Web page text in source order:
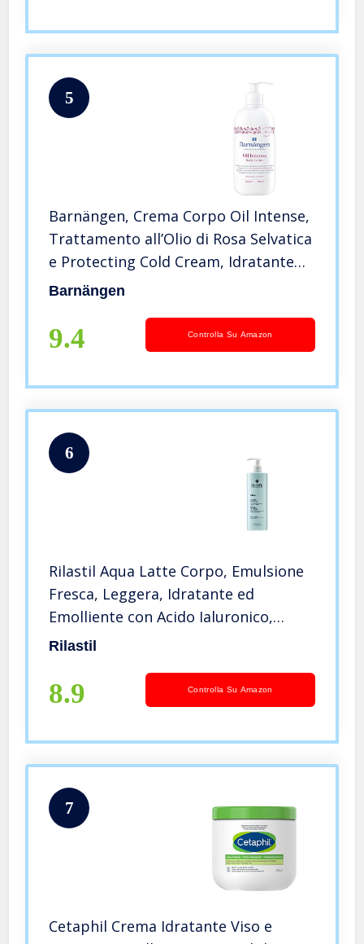
5
Barnängen, Crema Corpo Oil Intense,
Trattamento all’Olio di Rosa Selvatica
e Protecting Cold Cream, Idratante
Ottima per Pelli Molto Secche,
da 400 ml
Barnängen
9.4 Controlla Su Amazon
6
Rilastil Aqua Latte Corpo, Emulsione
Fresca, Leggera, Idratante ed
Emolliente con Acido Ialuronico,
Confezione da 400 ml
Rilastil
8.9 Controlla Su Amazon
7
Cetaphil Crema Idratante Viso e